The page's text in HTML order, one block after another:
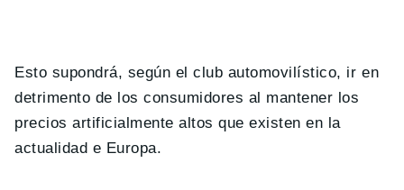
Esto supondrá, según el club automovilístico, ir en
detrimento de los consumidores al mantener los
precios artificialmente altos que existen en la
actualidad e Europa.